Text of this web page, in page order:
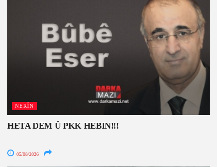
NERÎN
HETA DEM Û PKK HEBIN!!!
05/08/2026